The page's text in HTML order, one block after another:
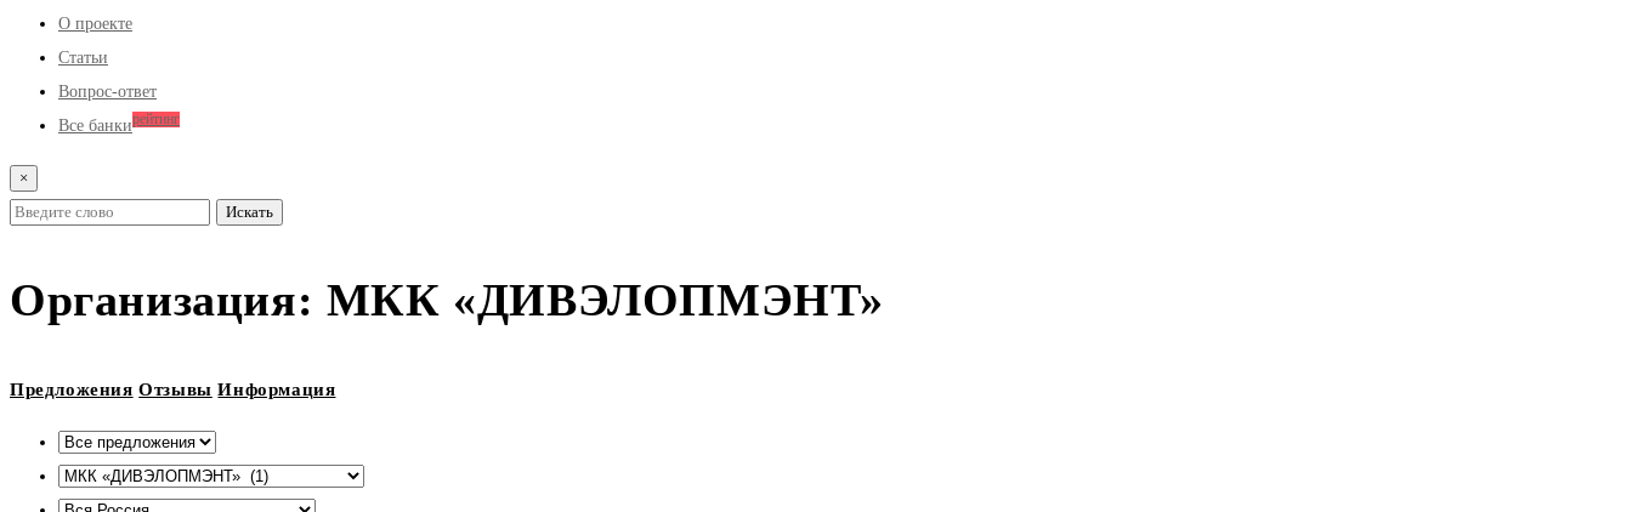
О проекте
Статьи
Вопрос-ответ
Все банкирейтинг
×
Организация: МКК «ДИВЭЛОПМЭНТ»
Предложения Отзывы Информация